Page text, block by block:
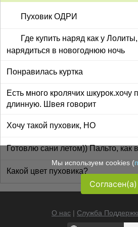
Пуховик ОДРИ
Где купить наряд как у
нарядиться в новогоднюю ночь
Понравилась куртка
Есть много кролячих шкурок.хочу
длинную. Швея говорит
Хочу такой пуховик, НО
Готовлю сани летом)) Пальто, как
Какой цвет пуховика?
О нас | Служба
Мы используем cookies (
Согласен(а)